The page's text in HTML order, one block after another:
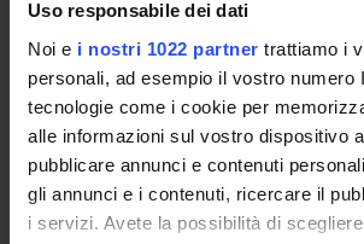
Uso responsabile dei dati
Noi e i nostri 1022 partner trattiamo i
personali, ad esempio il vostro numero
tecnologie come i cookie per
alle informazioni sul vostro dispositivo
pubblicare annunci e contenuti
gli annunci e i contenuti, ricercare il
i servizi. Avete la possibilità di
Vai all'orario delle lezioni
Presentazione
Come iscriversi
Insegnamenti